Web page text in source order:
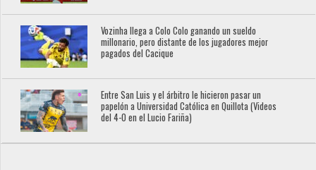
Vozinha llega a Colo Colo ganando un sueldo
millonario, pero distante de los jugadores mejor
pagados del Cacique
Entre San Luis y el árbitro le hicieron pasar un
papelón a Universidad Católica en Quillota (Videos
del 4-0 en el Lucio Fariña)